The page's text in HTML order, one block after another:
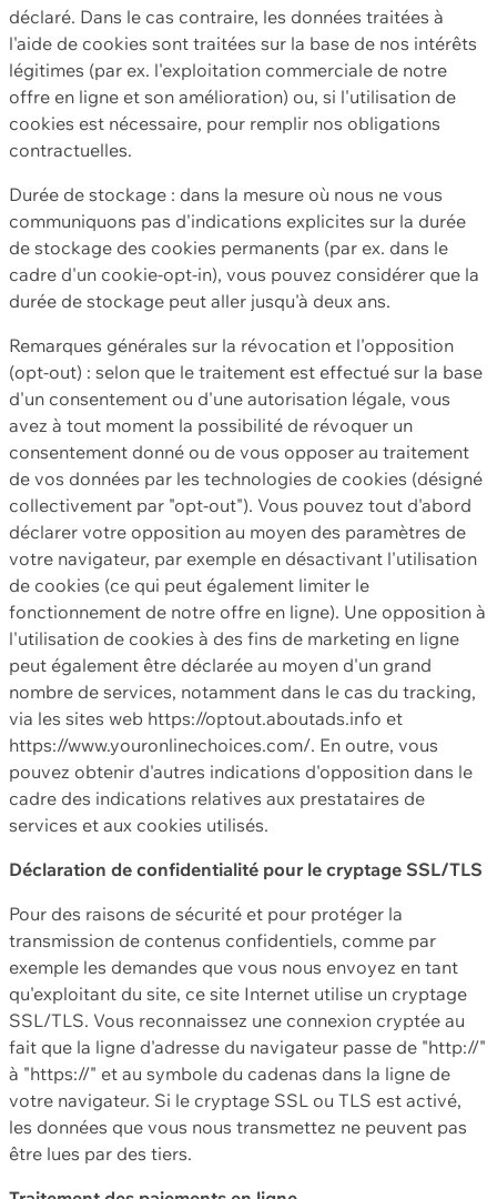
déclaré. Dans le cas contraire, les données traitées à
l'aide de cookies sont traitées sur la base de nos intérêts
légitimes (par ex. l'exploitation commerciale de notre
offre en ligne et son amélioration) ou, si l'utilisation de
cookies est nécessaire, pour remplir nos obligations
contractuelles.
Durée de stockage : dans la mesure où nous ne vous
communiquons pas d'indications explicites sur la durée
de stockage des cookies permanents (par ex. dans le
cadre d'un cookie-opt-in), vous pouvez considérer que la
durée de stockage peut aller jusqu'à deux ans.
Remarques générales sur la révocation et l'opposition
(opt-out) : selon que le traitement est effectué sur la base
d'un consentement ou d'une autorisation légale, vous
avez à tout moment la possibilité de révoquer un
consentement donné ou de vous opposer au traitement
de vos données par les technologies de cookies (désigné
collectivement par "opt-out"). Vous pouvez tout d'abord
déclarer votre opposition au moyen des paramètres de
votre navigateur, par exemple en désactivant l'utilisation
de cookies (ce qui peut également limiter le
fonctionnement de notre offre en ligne). Une opposition à
l'utilisation de cookies à des fins de marketing en ligne
peut également être déclarée au moyen d'un grand
nombre de services, notamment dans le cas du tracking,
via les sites web https://optout.aboutads.info et
https://www.youronlinechoices.com/. En outre, vous
pouvez obtenir d'autres indications d'opposition dans le
cadre des indications relatives aux prestataires de
services et aux cookies utilisés.
Déclaration de confidentialité pour le cryptage SSL/TLS
Pour des raisons de sécurité et pour protéger la
transmission de contenus confidentiels, comme par
exemple les demandes que vous nous envoyez en tant
qu'exploitant du site, ce site Internet utilise un cryptage
SSL/TLS. Vous reconnaissez une connexion cryptée au
fait que la ligne d'adresse du navigateur passe de "http://"
à "https://" et au symbole du cadenas dans la ligne de
votre navigateur. Si le cryptage SSL ou TLS est activé,
les données que vous nous transmettez ne peuvent pas
être lues par des tiers.